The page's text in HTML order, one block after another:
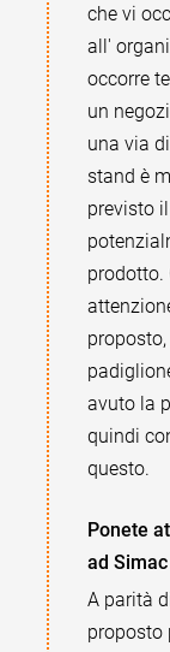
che vi
all'
occorre
un
una via
stand è
previsto
prodotto.
avuto la
quindi
questo.
Ponete
ad
A parità
proposto